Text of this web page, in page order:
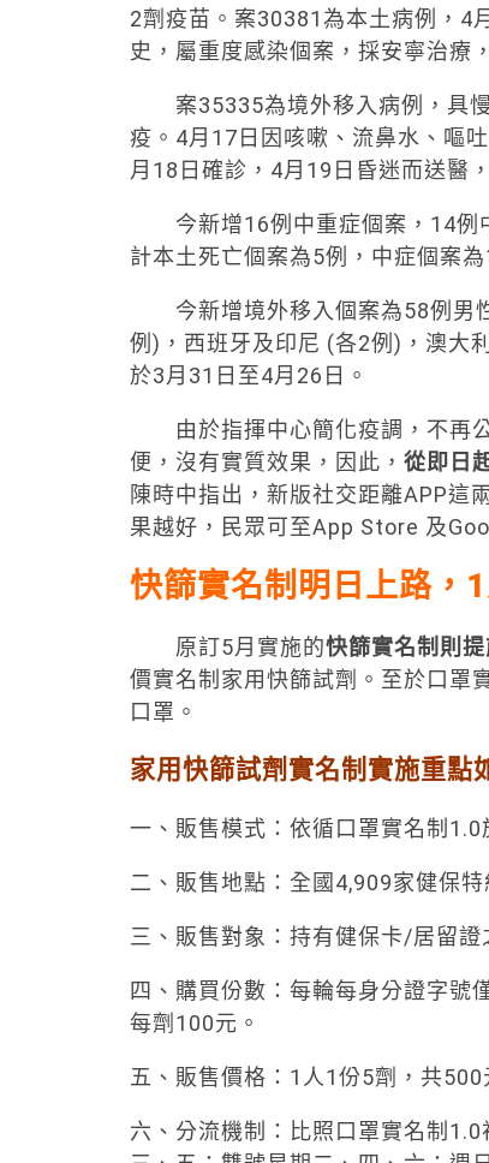
2劑疫苗。案30381為本土病例，4
史，屬重度感染個案，採安寧治療
案35335為境外移入病例，具慢
疫。4月17日因咳嗽、流鼻水、嘔
月18日確診，4月19日昏迷而送醫
今新增16例中重症個案，14例
計本土死亡個案為5例，中症個案
今新增境外移入個案為58例男
例)，西班牙及印尼 (各2例)，澳大
於3月31日至4月26日。
由於指揮中心簡化疫調，不再公
便，沒有實質效果，因此， 從即日
陳時中指出，新版社交距離APP這
果越好，民眾可至App Store 及
快篩實名制明日上路，1
原訂5月實施的快篩實名制則
價實名制家用快篩試劑。至於口罩
口罩。
家用快篩試劑實名制實施重
一、販售模式：依循口罩實名制1.0
二、販售地點：全國4,909家健保
三、販售對象：持有健保卡/居留
四、購買份數：每輪每身分證字號
每劑100元。
五、販售價格：1人1份5劑，共
六、分流機制：比照口罩實名制